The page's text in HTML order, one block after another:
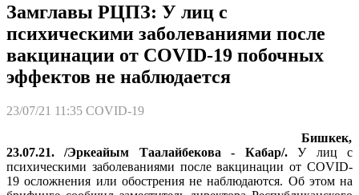
Замглавы РЦПЗ: У лиц с
психическими заболеваниями после
вакцинации от COVID-19 побочных
эффектов не наблюдается
23/07/21 11:35 COVID-19
Бишкек,
23.07.21. /Эркеайым Таалайбекова - Кабар/.У лиц с
психическими заболеваниями после вакцинации от COVID-
19 осложнения или обострения не наблюдаются. Об этом на